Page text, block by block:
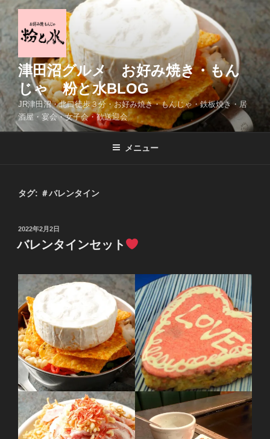
コ
テ
ン
ツ
ス
キ
ッ
津田沼グルメ お好み焼き・もん
じゃ 粉と水BLOG
JR津田沼・北口徒歩３分・お好み焼き・もんじゃ・鉄板焼き・居
酒屋・宴会・女子会・歓送迎会
メニュー
タグ: ＃バレンタイン
投
日:
2022年2月2日
バレンタインセット